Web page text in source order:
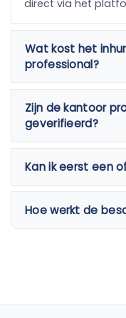
direct via het
Wat kost het
professional?
Zijn de kantoor
geverifieerd?
Kan ik eerst een
Hoe werkt de